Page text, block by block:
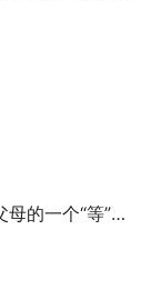
个“等”字上！